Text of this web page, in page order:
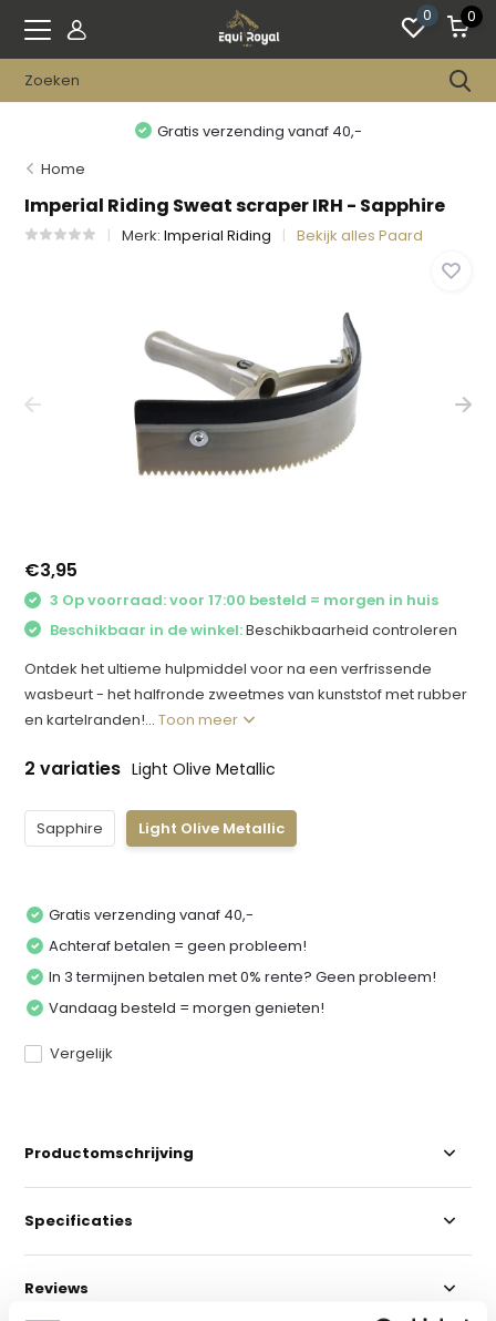
0 0
Gratis verzending vanaf 40,-
Home
Imperial Riding Sweat scraper IRH - Sapphire
Merk:Imperial Riding Bekijk alles Paard
€3,95
3 Op voorraad: voor 17:00 besteld = morgen in huis
Beschikbaar in de winkel:Beschikbaarheid controleren
Ontdek het ultieme hulpmiddel voor na een verfrissende
wasbeurt - het halfronde zweetmes van kunststof met rubber
en kartelranden!...Toon meer
2 variaties Light Olive Metallic
Sapphire Light Olive Metallic
Gratis verzending vanaf 40,-
Achteraf betalen = geen probleem!
In 3 termijnen betalen met 0% rente? Geen probleem!
Vandaag besteld = morgen genieten!
Vergelijk
Productomschrijving
Specificaties
Reviews